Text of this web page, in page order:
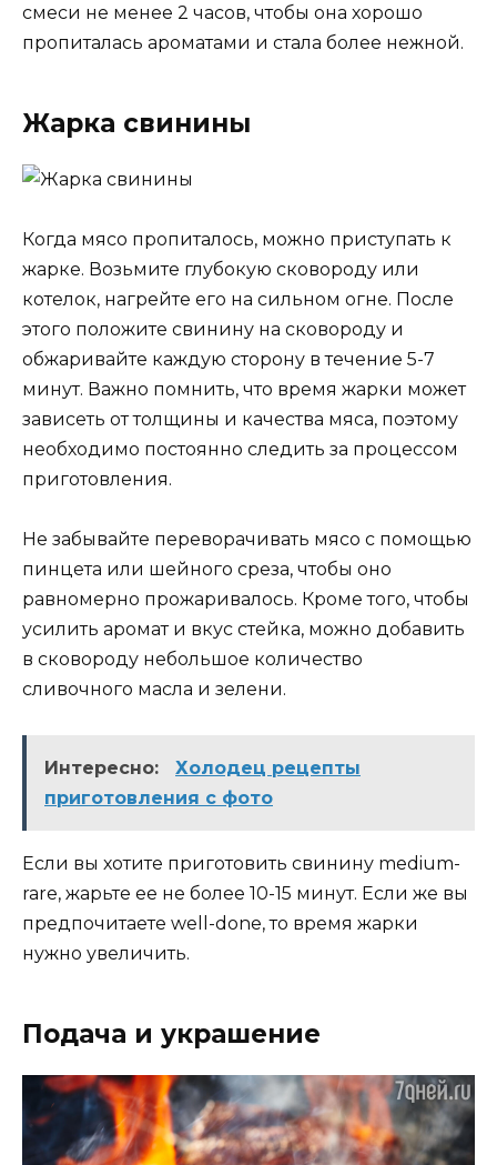
смеси не менее 2 часов, чтобы она хорошо
пропиталась ароматами и стала более нежной.
Жарка свинины
Когда мясо пропиталось, можно приступать к
жарке. Возьмите глубокую сковороду или
котелок, нагрейте его на сильном огне. После
этого положите свинину на сковороду и
обжаривайте каждую сторону в течение 5-7
минут. Важно помнить, что время жарки может
зависеть от толщины и качества мяса, поэтому
необходимо постоянно следить за процессом
приготовления.
Не забывайте переворачивать мясо с помощью
пинцета или шейного среза, чтобы оно
равномерно прожаривалось. Кроме того, чтобы
усилить аромат и вкус стейка, можно добавить
в сковороду небольшое количество
сливочного масла и зелени.
Интересно:
Холодец рецепты
приготовления с фото
Если вы хотите приготовить свинину medium-
rare, жарьте ее не более 10-15 минут. Если же вы
предпочитаете well-done, то время жарки
нужно увеличить.
Подача и украшение